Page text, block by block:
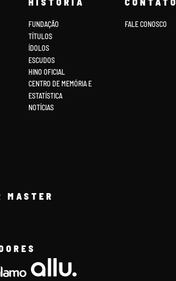
FUNDAÇÃO
TÍTULOS
ÍDOLOS
ESCUDOS
HINO OFICIAL
CENTRO DE MEMÓRIA E
ESTATÍSTICA
NOTÍCIAS
FALE CONOSCO
MASTER